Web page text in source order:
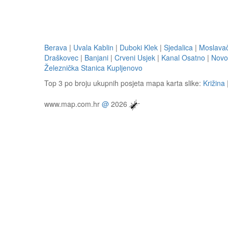
Berava | Uvala Kablin | Duboki Klek | Sjedalica |
Draškovec | Banjani | Crveni Usjek | Kanal Osatno |
Železnička Stanica Kupljenovo
Top 3 po broju ukupnih posjeta mapa karta slike: Križina
www.map.com.hr @ 2026